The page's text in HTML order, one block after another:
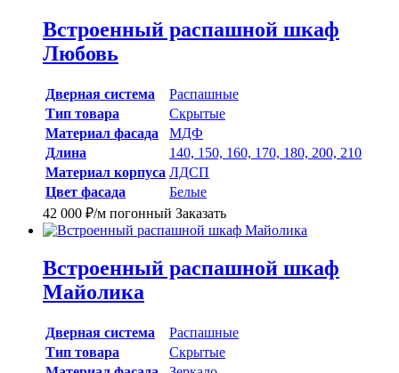
Встроенный распашной шкаф
Любовь
Дверная система
Распашные
Тип товара
Скрытые
Материал фасада
МДФ
Длина
140, 150, 160, 170, 180, 200, 210
Материал корпуса ЛДСП
Цвет фасада
Белые
42 000 ₽/м погонный Заказать
Встроенный распашной шкаф
Майолика
Дверная система
Распашные
Тип товара
Скрытые